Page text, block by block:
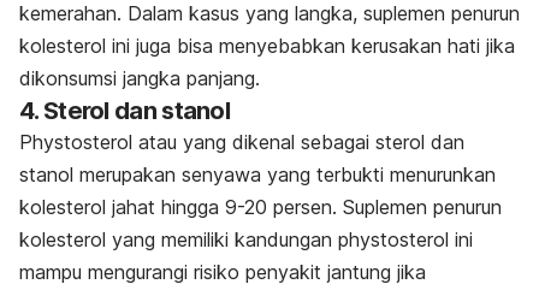
kemerahan. Dalam kasus yang langka, suplemen penurun
kolesterol ini juga bisa menyebabkan kerusakan hati jika
dikonsumsi jangka panjang.
4. Sterol dan stanol
Phystosterol atau yang dikenal sebagai sterol dan
stanol merupakan senyawa yang terbukti menurunkan
kolesterol jahat hingga 9-20 persen. Suplemen penurun
kolesterol yang memiliki kandungan phystosterol ini
mampu mengurangi risiko penyakit jantung jika